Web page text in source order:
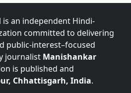
is an independent Hindi-
committed to delivering
public-interest–focused
journalist Manishankar
is published and
Chhattisgarh, India.